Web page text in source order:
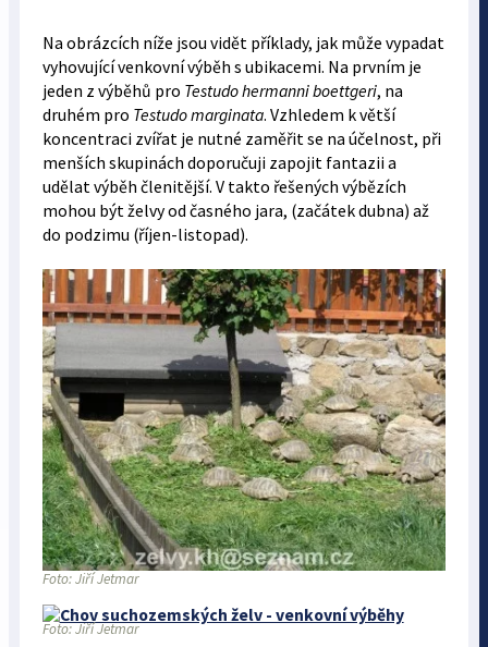
Na obrázcích níže jsou vidět příklady, jak může vypadat
vyhovující venkovní výběh s ubikacemi. Na prvním je
jeden z výběhů pro Testudo hermanni boettgeri, na
druhém pro Testudo marginata. Vzhledem k větší
koncentraci zvířat je nutné zaměřit se na účelnost, při
menších skupinách doporučuji zapojit fantazii a
udělat výběh členitější. V takto řešených výbězích
mohou být želvy od časného jara, (začátek dubna) až
do podzimu (říjen-listopad).
Foto: Jiří Jetmar
Foto: Jiří Jetmar